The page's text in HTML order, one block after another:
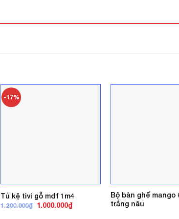
-17%
Tủ kệ tivi gỗ mdf 1m4
1.200.000₫ Giá
1.000.000₫Giá
Bộ bàn ghế mango
trắng nâu